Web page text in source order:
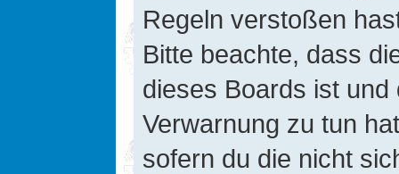
Regeln verstoßen
Bitte beachte, dass
dieses Boards ist
Verwarnung zu tun
sofern du die nicht